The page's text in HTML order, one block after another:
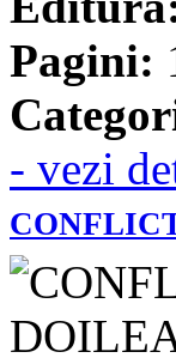
Pagini:
- vezi